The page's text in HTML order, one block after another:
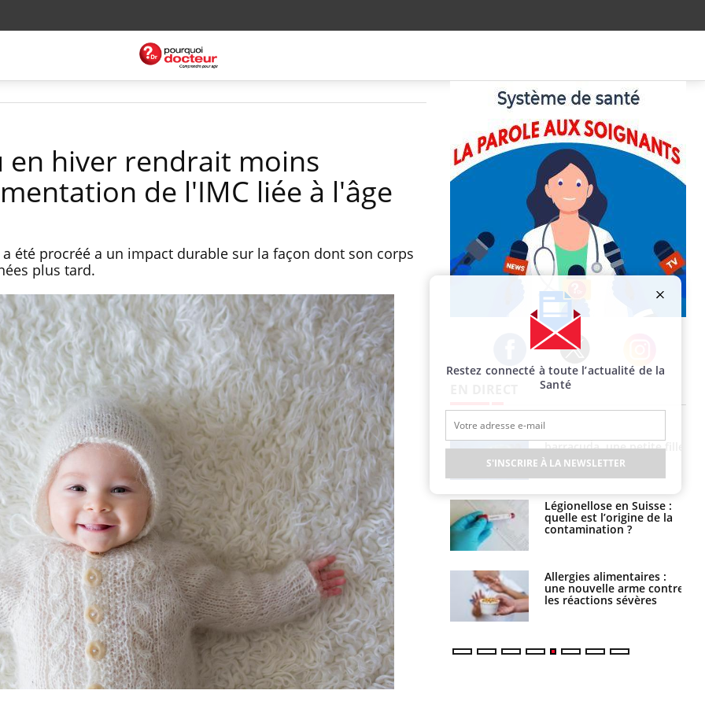
en hiver rendrait moins
de l'IMC liée à l'âge
été procréé a un impact durable sur la façon dont son corps
plus tard.
Facebook Twitter Instagram
Fortes chaleurs :
pourquoi le risque de
noyade grimpe-t-il ?
Le Viagra pourrait-il
freiner la propagation du
cancer ?
Pourquoi manger moins
de protéines pourrait
finalement être bénéfique
Grossesse et chaleur : ce
que dit la science
Le smartphone nuit-il à
l'apprentissage de la
lecture ?
Mordue par une tique en
vacances, elle reste dans
le coma pendant 42 jours
barracuda, une petite fille
secourue grâce à un
réflexe essentiel
Légionellose en Suisse :
quelle est l’origine de la
contamination ?
Allergies alimentaires :
une nouvelle arme contre
les réactions sévères
Restez connecté à toute l’actualité de la
Santé
S'INSCRIRE À LA NEWSLETTER